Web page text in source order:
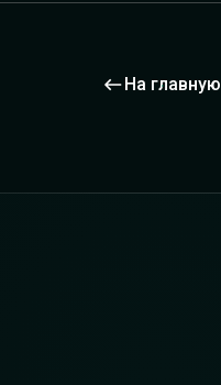
На главную